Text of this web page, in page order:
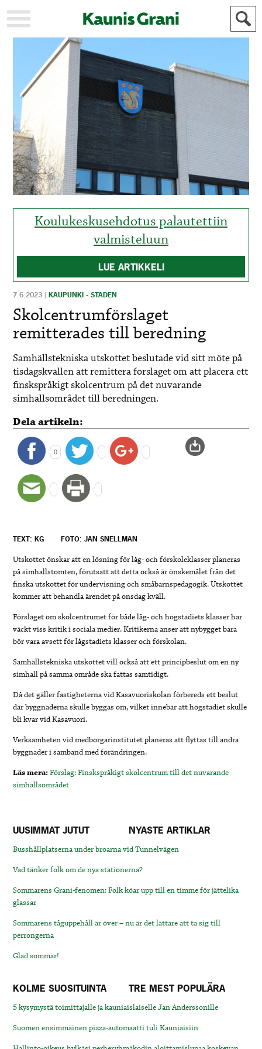
KAUPUNKI
STADEN
AJANKOHTAISTA
AKTUELLT
URHEILU
IDROTT
KULTTUURI
KULTUR
HISTORIA
HISTORIA
YLEINEN
ALLMÄN
MAINOSTAJILLE
FÖR
ANNONSÖRER
Koulukeskusehdotus palautettiin
valmisteluun
LUE ARTIKKELI
7.6.2023 |KAUPUNKI - STADEN
Skolcentrumförslaget
remitterades till beredning
Samhällstekniska utskottet beslutade vid sitt möte på
tisdagskvällen att remittera förslaget om att placera ett
finskspråkigt skolcentrum på det nuvarande
simhallsområdet till beredningen.
Dela artikeln:
0
TEXT: KG FOTO: JAN SNELLMAN
Utskottet önskar att en lösning för låg- och förskoleklasser planeras
på simhallstomten, förutsatt att detta också är önskemålet från det
finska utskottet för undervisning och småbarnspedagogik. Utskottet
kommer att behandla ärendet på onsdag kväll.
Förslaget om skolcentrumet för både låg- och högstadiets klasser har
väckt viss kritik i sociala medier. Kritikerna anser att nybygget bara
bör vara avsett för lågstadiets klasser och förskolan.
Samhällstekniska utskottet vill också att ett principbeslut om en ny
simhall på samma område ska fattas samtidigt.
Då det gäller fastigheterna vid Kasavuoriskolan förbereds ett beslut
där byggnaderna skulle byggas om, vilket innebär att högstadiet skulle
bli kvar vid Kasavuori.
Verksamheten vid medborgarinstitutet planeras att flyttas till andra
byggnader i samband med förändringen.
Läs mera:Förslag: Finskspråkigt skolcentrum till det nuvarande
simhallsområdet
UUSIMMAT JUTUT NYASTE ARTIKLAR
Busshållplatserna under broarna vid Tunnelvägen
Vad tänker folk om de nya stationerna?
Sommarens Grani-fenomen: Folk köar upp till en timme för jättelika
glassar
Sommarens tåguppehåll är över – nu är det lättare att ta sig till
perrongerna
Glad sommar!
KOLME SUOSITUINTA TRE MEST POPULÄRA
5 kysymystä toimittajalle ja kauniaislaiselle Jan Anderssonille
Suomen ensimmäinen pizza-automaatti tuli Kauniaisiin